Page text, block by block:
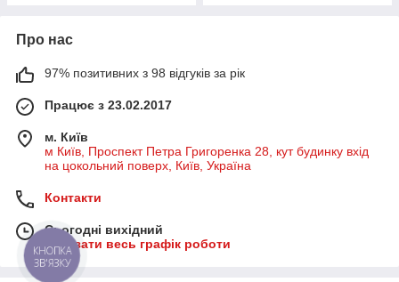
Про нас
97% позитивних з 98 відгуків за рік
Працює з 23.02.2017
м. Київ
м Київ, Проспект Петра Григоренка 28, кут будинку вхід
на цокольний поверх, Київ, Україна
Контакти
Сьогодні вихідний
Показати весь графік роботи
КНОПКА
ЗВ'ЯЗКУ